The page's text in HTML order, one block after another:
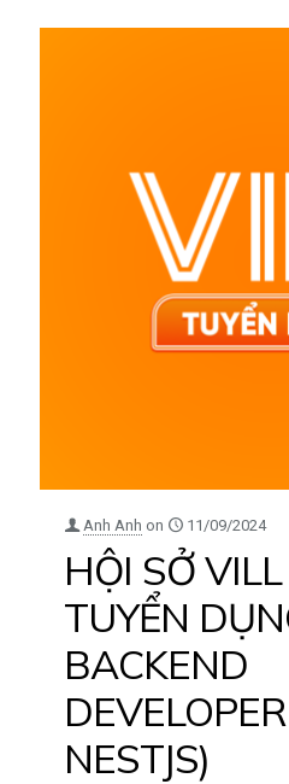
Anh Anh on 11/09/2024
HỘI SỞ
TUYỂN
BACKEND
NESTJS)